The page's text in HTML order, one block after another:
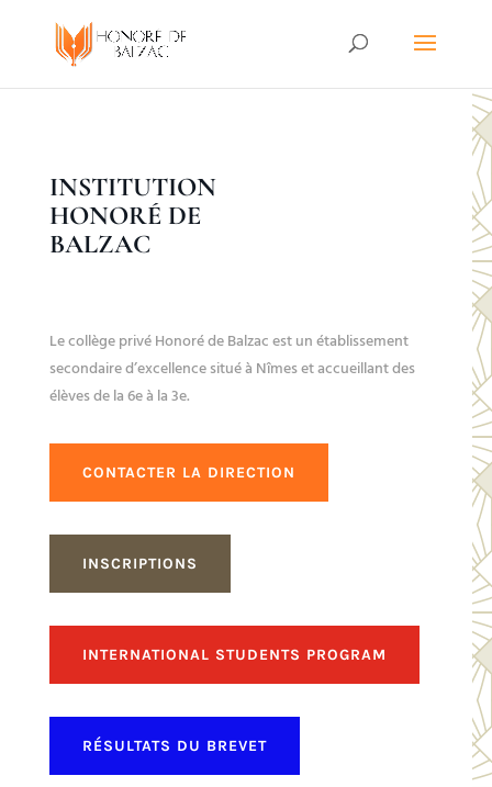
INSTITUTION
HONORÉ DE
BALZAC
Le collège privé Honoré de Balzac est un établissement
secondaire d’excellence situé à Nîmes et accueillant des
élèves de la 6e à la 3e.
CONTACTER LA DIRECTION
INSCRIPTIONS
INTERNATIONAL STUDENTS PROGRAM
RÉSULTATS DU BREVET